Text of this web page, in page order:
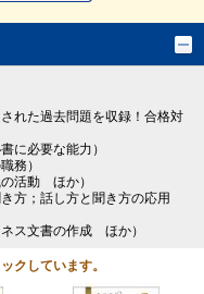
れた過去問題を収録！合格対
に必要な能力）
務）
活動 ほか）
方；話し方と聞き方の応用
ス文書の作成 ほか）
クしています。